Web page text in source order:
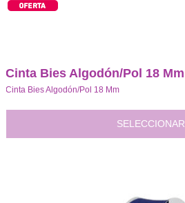
Cinta Bies Algodón/Pol 18 Mm
Cinta Bies Algodón/Pol 18 Mm
SELECCIONAR